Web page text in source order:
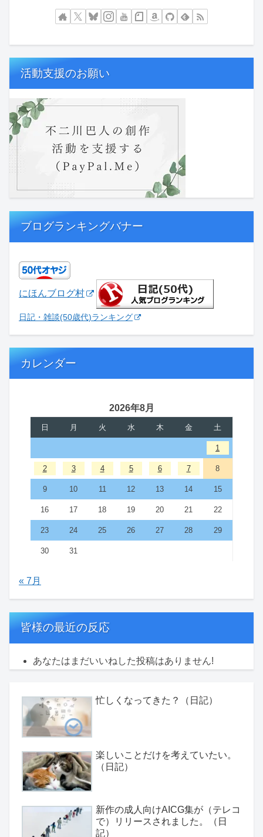
活動支援のお願い
ブログランキングバナー
にほんブログ村
日記・雑談(50歳代)ランキング
カレンダー
2026年8月
日 月 火 水 木 金 土
1
2 3 4 5 6 7 8
9 10 11 12 13 14 15
16 17 18 19 20 21 22
23 24 25 26 27 28 29
30 31
« 7月
皆様の最近の反応
あなたはまだいいねした投稿はありません!
忙しくなってきた？（日記）
楽しいことだけを考えていたい。
（日記）
新作の成人向けAICG集が（テレコ
で）リリースされました。（日
記）